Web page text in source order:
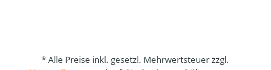
* Alle Preise inkl. gesetzl. Mehrwertsteuer zzgl.